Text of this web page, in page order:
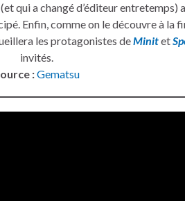
(et qui a changé d’éditeur entretemps)
Enfin, comme on le découvre à la
les protagonistes deMinitet
invités.
:Gematsu